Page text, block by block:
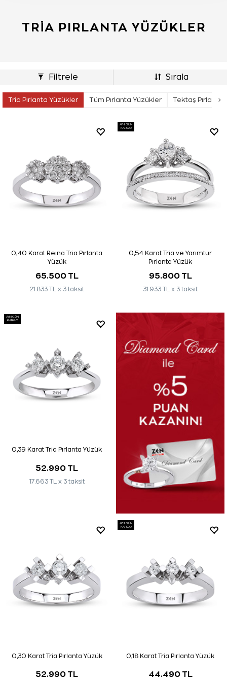
TRIA PIRLANTA YÜZÜKLER
Filtrele Sırala
Tüm Pırlanta Yüzükler Tektaş Pırlanta
Tria Pırlanta Yüzükler
0,40 Karat Reina Tria Pırlanta
Yüzük
65.500 TL
21.833 TL x 3 taksit
AYNI GÜN
KARGO
0,54 Karat Tria ve Yarımtur
Pırlanta Yüzük
95.800 TL
31.933 TL x 3 taksit
AYNI GÜN
KARGO
0,39 Karat Tria Pırlanta Yüzük
52.990 TL
17.663 TL x 3 taksit
0,30 Karat Tria Pırlanta Yüzük
52.990 TL
AYNI GÜN
KARGO
0,18 Karat Tria Pırlanta Yüzük
44.490 TL